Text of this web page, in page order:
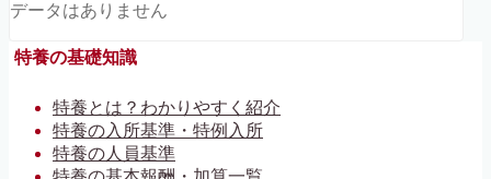
データはありません
特養の基礎知識
特養とは？わかりやすく紹介
特養の入所基準・特例入所
特養の人員基準